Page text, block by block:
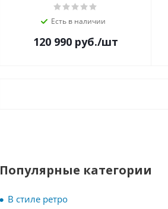
Есть в наличии
120 990 руб./шт
Популярные категории
В стиле ретро